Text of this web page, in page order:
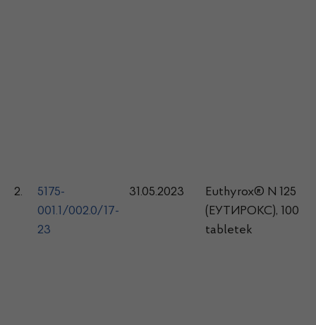
2.
5175-
001.1/002.0/17-
23
31.05.2023
Euthyrox® N 125
(ЕУТИРОКС), 100
tabletek